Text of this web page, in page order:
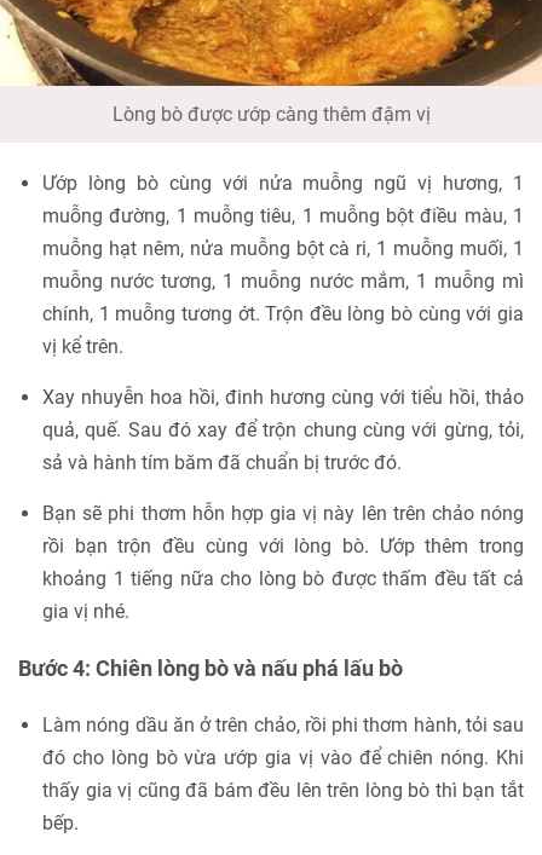
Lòng bò được ướp càng thêm đậm vị
Ướp lòng bò cùng với nửa muỗng ngũ vị hương, 1
muỗng đường, 1 muỗng tiêu, 1 muỗng bột điều màu, 1
muỗng hạt nêm, nửa muỗng bột cà ri, 1 muỗng muối, 1
muỗng nước tương, 1 muỗng nước mắm, 1 muỗng mì
chính, 1 muỗng tương ớt. Trộn đều lòng bò cùng với gia
vị kể trên.
Xay nhuyễn hoa hồi, đinh hương cùng với tiểu hồi, thảo
quả, quế. Sau đó xay để trộn chung cùng với gừng, tỏi,
sả và hành tím băm đã chuẩn bị trước đó.
Bạn sẽ phi thơm hỗn hợp gia vị này lên trên chảo nóng
rồi bạn trộn đều cùng với lòng bò. Ướp thêm trong
khoảng 1 tiếng nữa cho lòng bò được thấm đều tất cả
gia vị nhé.
Bước 4: Chiên lòng bò và nấu phá lấu bò
Làm nóng dầu ăn ở trên chảo, rồi phi thơm hành, tỏi sau
đó cho lòng bò vừa ướp gia vị vào để chiên nóng. Khi
thấy gia vị cũng đã bám đều lên trên lòng bò thì bạn tắt
bếp.